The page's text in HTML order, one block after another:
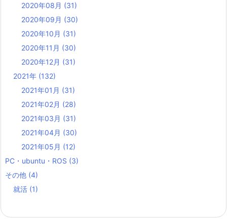
2020年08月 (31)
2020年09月 (30)
2020年10月 (31)
2020年11月 (30)
2020年12月 (31)
2021年 (132)
2021年01月 (31)
2021年02月 (28)
2021年03月 (31)
2021年04月 (30)
2021年05月 (12)
PC・ubuntu・ROS (3)
その他 (4)
就活 (1)